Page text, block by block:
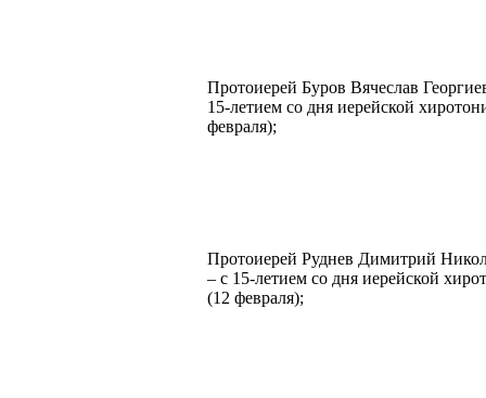
Протоиерей Буров Вячеслав
15-летием со дня иерейской
февраля);
Протоиерей Руднев Димитрий
– с 15-летием со дня иерейской
(12 февраля);